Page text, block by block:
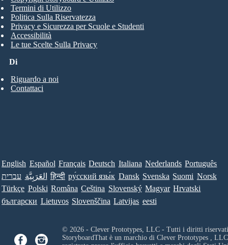
Di
Riguardo a noi
Contattaci
Termini di Utilizzo
Politica Sulla Riservatezza
Privacy e Sicurezza per Scuole e Studenti
Accessibilità
Le tue Scelte Sulla Privacy
English Español Français Deutsch Italiana Nederlands Português
עברית العَرَبِيَّة हिन्दी ру́сский язы́к Dansk Svenska Suomi Norsk
Türkçe Polski Româna Ceština Slovenský Magyar Hrvatski
български Lietuvos Slovenščina Latvijas eesti
© 2026 - Clever Prototypes, LLC - Tutti i diritti
StoryboardThat è un marchio di Clever Prototypes , LLC